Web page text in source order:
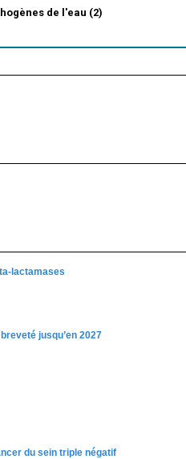
de l'eau (2)
lactamases
jusqu’en 2027
du sein triple négatif